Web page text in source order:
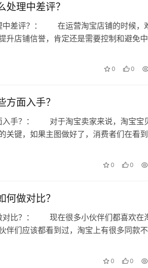
理中差评？
中差评？： 在运营淘宝店铺的时候，
升店铺信誉，肯定还是需要控制和避免
0 0
面入手？
入手？： 对于淘宝卖家来说，淘宝宝
关键，如果主图做好了，消费者们在看
0 0
做对比？
对比？： 现在很多小伙伴们都喜欢在
伴们应该都看到过，淘宝上有很多同款
0 0